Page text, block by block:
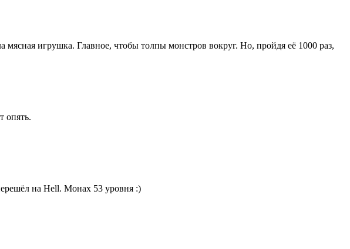
игрушка. Главное, чтобы толпы монстров вокруг. Но, пройдя её 1000 раз,
опять.
на Hell. Монах 53 уровня :)